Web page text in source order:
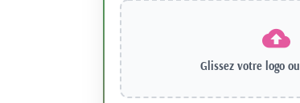
Glissez votre logo ou